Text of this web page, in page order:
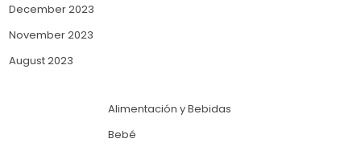
December 2023
November 2023
August 2023
Alimentación y Bebidas
Bebé